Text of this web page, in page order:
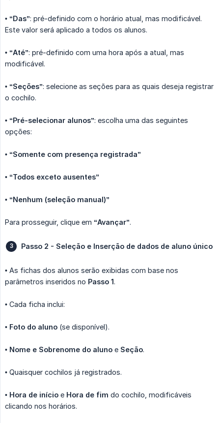
• “Das”: pré-definido com o horário atual, mas modificável.
Este valor será aplicado a todos os alunos.
• “Até”: pré-definido com uma hora após a atual, mas
modificável.
• “Seções”: selecione as seções para as quais deseja registrar
o cochilo.
• “Pré-selecionar alunos”: escolha uma das seguintes
opções:
• “Somente com presença registrada”
• “Todos exceto ausentes”
• “Nenhum (seleção manual)”
Para prosseguir, clique em “Avançar”.
Passo 2 - Seleção e Inserção de dados de aluno único
• As fichas dos alunos serão exibidas com base nos
parâmetros inseridos no Passo 1.
• Cada ficha inclui:
• Foto do aluno (se disponível).
• Nome e Sobrenome do aluno e Seção.
• Quaisquer cochilos já registrados.
• Hora de início e Hora de fim do cochilo, modificáveis
clicando nos horários.